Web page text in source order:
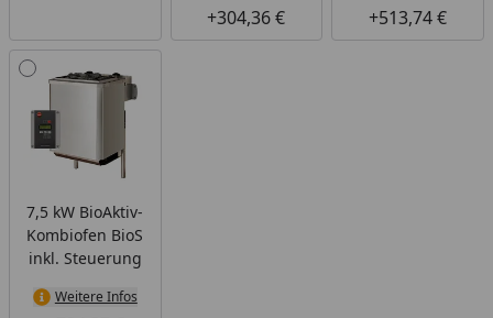
+304,36 € +513,74 €
7,5 kW BioAktiv-
Kombiofen BioS
inkl. Steuerung
Weitere Infos